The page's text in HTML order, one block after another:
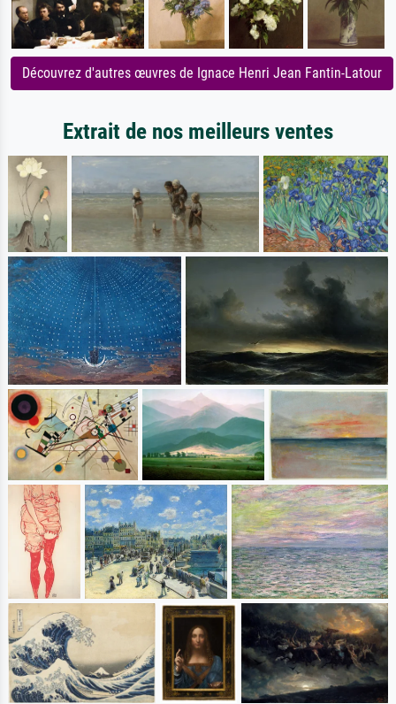
Découvrez d'autres œuvres de Ignace Henri Jean Fantin-Latour
Extrait de nos meilleurs ventes